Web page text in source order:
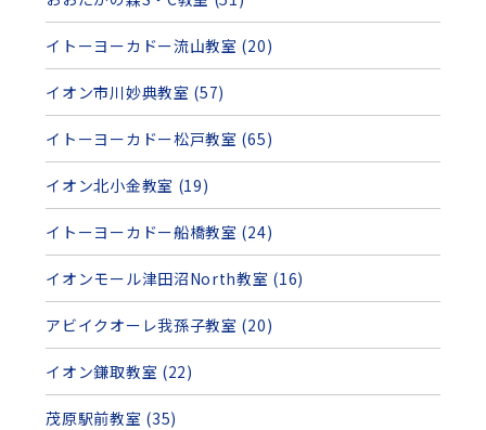
イトーヨーカドー流山教室 (20)
イオン市川妙典教室 (57)
イトーヨーカドー松戸教室 (65)
イオン北小金教室 (19)
イトーヨーカドー船橋教室 (24)
イオンモール津田沼North教室 (16)
アビイクオーレ我孫子教室 (20)
イオン鎌取教室 (22)
茂原駅前教室 (35)